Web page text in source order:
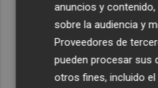
Recibe toda
Plaza
Quiero
anuncios y
sobre la audiencia y
Proveedores de
pueden procesar sus
otros fines, incluido